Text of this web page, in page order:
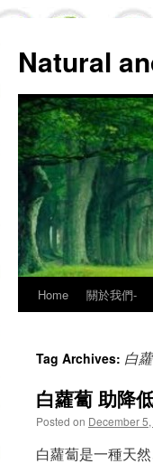
Natural
Skip
content
Home 關於我們-
Tag Archives: 白
白蘿蔔 助降
Posted on December
白蘿蔔是一種天